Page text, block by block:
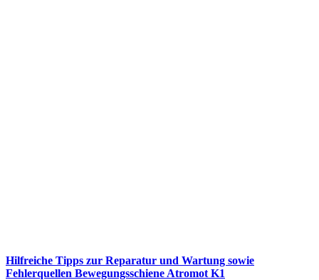
Hilfreiche Tipps zur Reparatur und Wartung sowie
Fehlerquellen Bewegungsschiene Atromot K1